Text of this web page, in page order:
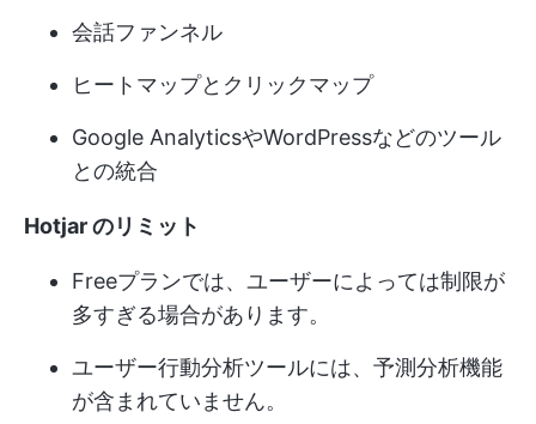
会話ファンネル
ヒートマップとクリックマップ
Google AnalyticsやWordPressなどのツール
との統合
Hotjar のリミット
Freeプランでは、ユーザーによっては制限が
多すぎる場合があります。
ユーザー行動分析ツールには、予測分析機能
が含まれていません。